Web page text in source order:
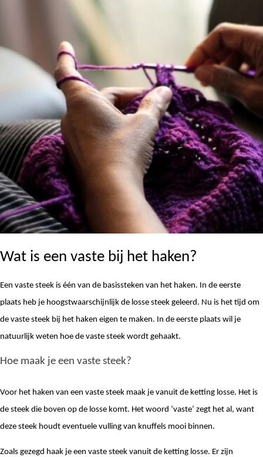
Wat is een vaste bij het haken?
Een vaste steek is één van de basissteken van het haken. In de eerste
plaats heb je hoogstwaarschijnlijk de losse steek geleerd. Nu is het tijd om
de vaste steek bij het haken eigen te maken. In de eerste plaats wil je
natuurlijk weten hoe de vaste steek wordt gehaakt.
Hoe maak je een vaste steek?
Voor het haken van een vaste steek maak je vanuit de ketting losse. Het is
de steek die boven op de losse komt. Het woord ‘vaste’ zegt het al, want
deze steek houdt eventuele vulling van knuffels mooi binnen.
Zoals gezegd haak je een vaste steek vanuit de ketting losse. Er zijn